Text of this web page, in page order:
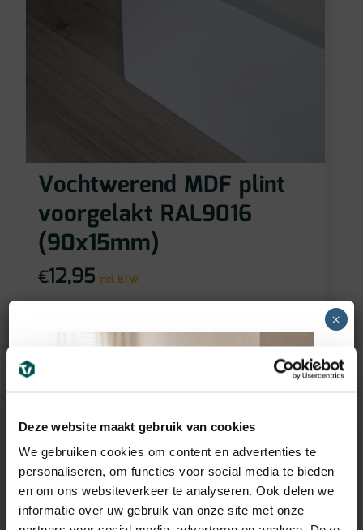
Deze website maakt gebruik van cookies
We gebruiken cookies om content en advertenties te
personaliseren, om functies voor social media te bieden
en om ons websiteverkeer te analyseren. Ook delen we
informatie over uw gebruik van onze site met onze
Vochtwerend MDF plint
voorgelakt RAL9016
(90x15mm)
€12,95 incl BTW
×